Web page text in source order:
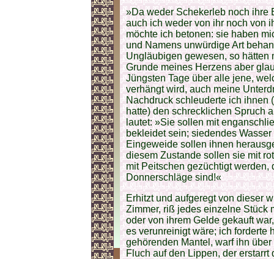
»Da weder Schekerleb noch ihre
auch ich weder von ihr noch von
möchte ich betonen: sie haben
und Namens unwürdige Art
Ungläubigen gewesen, so hätten
Grunde meines Herzens aber
Jüngsten Tage über alle jene,
verhängt wird, auch meine
Nachdruck schleuderte ich ihnen
hatte) den schrecklichen Spruch
lautet: »Sie sollen mit
bekleidet sein; siedendes
Eingeweide sollen ihnen
diesem Zustande sollen sie mit
mit Peitschen gezüchtigt
Donnerschläge sind!«
Erhitzt und aufgeregt von dieser
Zimmer, riß jedes einzelne Stück
oder von ihrem Gelde gekauft
es verunreinigt wäre; ich forderte
gehörenden Mantel, warf ihn
Fluch auf den Lippen, der